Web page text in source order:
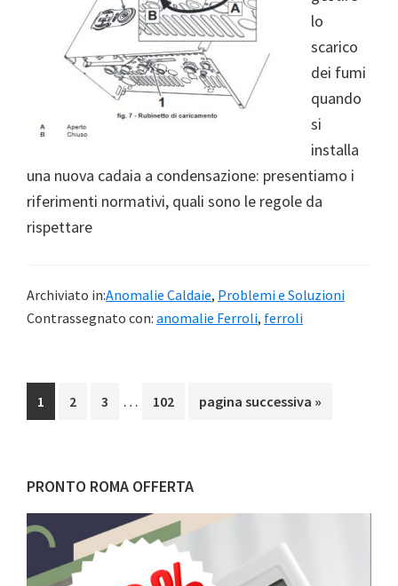
lo
scarico
dei fumi
quando
si
installa
una nuova cadaia a condensazione: presentiamo i
riferimenti normativi, quali sono le regole da
rispettare
Archiviato in:Anomalie Caldaie, Problemi e Soluzioni
Contrassegnato con: anomalie Ferroli, ferroli
Pagina
1 Pagina
2 Pagina
3
Pagine
… Pagina
102
Vai
pagina successiva »
Barra
laterale
primaria
PRONTO ROMA OFFERTA